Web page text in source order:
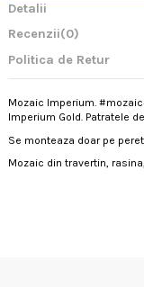
Detalii
Recenzii(0)
Politica de Retur
Mozaic Imperium.
Imperium Gold. Patratele
Se monteaza doar pe
Mozaic din travertin,